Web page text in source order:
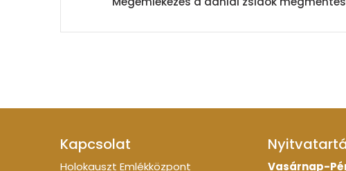
Kapcsolat
Holokauszt Emlékközpont
Vasárnap-